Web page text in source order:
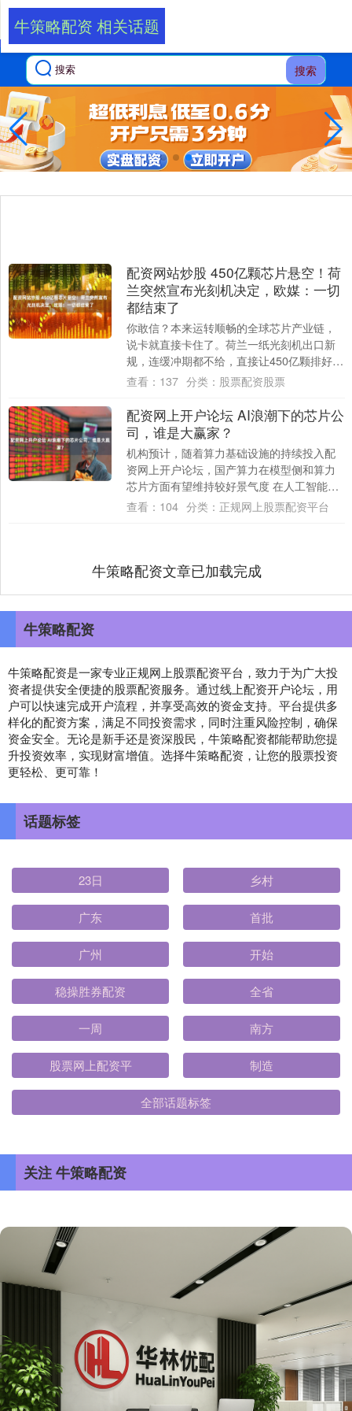
搜索
牛策略配资 相关话题
配资网站炒股 450亿颗芯片悬空！荷
兰突然宣布光刻机决定，欧媒：一切
都结束了
你敢信？本来运转顺畅的全球芯片产业链，
说卡就直接卡住了。荷兰一纸光刻机出口新
规，连缓冲期都不给，直接让450亿颗排好队
等着量产交付的芯片全卡在半路，动都动不
查看： 137 分类： 股票配资股票
配资网上开户论坛 AI浪潮下的芯片公
司，谁是大赢家？
机构预计，随着算力基础设施的持续投入配
资网上开户论坛，国产算力在模型侧和算力
芯片方面有望维持较好景气度 在人工智能需
求增长、国产替代加速等因素叠加影响下，A
查看： 104 分类： 正规网上股票配资平台
牛策略配资文章已加载完成
牛策略配资
牛策略配资是一家专业正规网上股票配资平台，致力于为广大投
资者提供安全便捷的股票配资服务。通过线上配资开户论坛，用
户可以快速完成开户流程，并享受高效的资金支持。平台提供多
样化的配资方案，满足不同投资需求，同时注重风险控制，确保
资金安全。无论是新手还是资深股民，牛策略配资都能帮助您提
升投资效率，实现财富增值。选择牛策略配资，让您的股票投资
更轻松、更可靠！
话题标签
23日 乡村
广东 首批
广州 开始
稳操胜券配资 全省
一周 南方
股票网上配资平 制造
全部话题标签
关注 牛策略配资